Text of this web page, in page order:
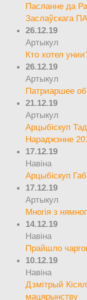
Пасланне да
Заслаўскага
26.12.19
Артыкул
Кто хотел
26.12.19
Артыкул
Патриаршее
21.12.19
Артыкул
Арцыбіскуп
Нараджэнне
17.12.19
Навіна
Арцыбіскуп
17.12.19
Артыкул
Многія з
14.12.19
Навіна
Прайшло
10.12.19
Навіна
Дзмітрый
мацярынству